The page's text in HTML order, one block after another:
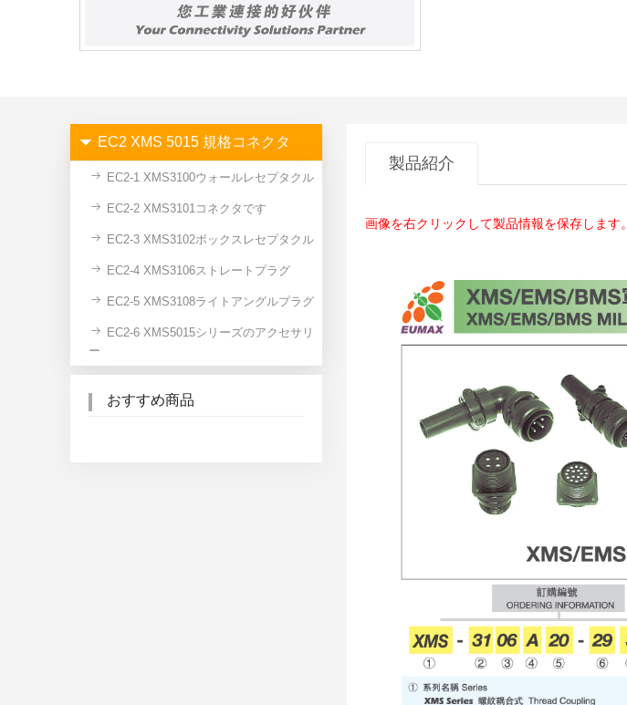
EC2 XMS 5015 規格コネクタ
EC2-1 XMS3100ウォールレセプタクル
EC2-2 XMS3101コネクタです
EC2-3 XMS3102ボックスレセプタクル
EC2-4 XMS3106ストレートプラグ
EC2-5 XMS3108ライトアングルプラグ
EC2-6 XMS5015シリーズのアクセサリ
ー
おすすめ商品
製品紹介
画像を右クリックして製品情報を保存します。